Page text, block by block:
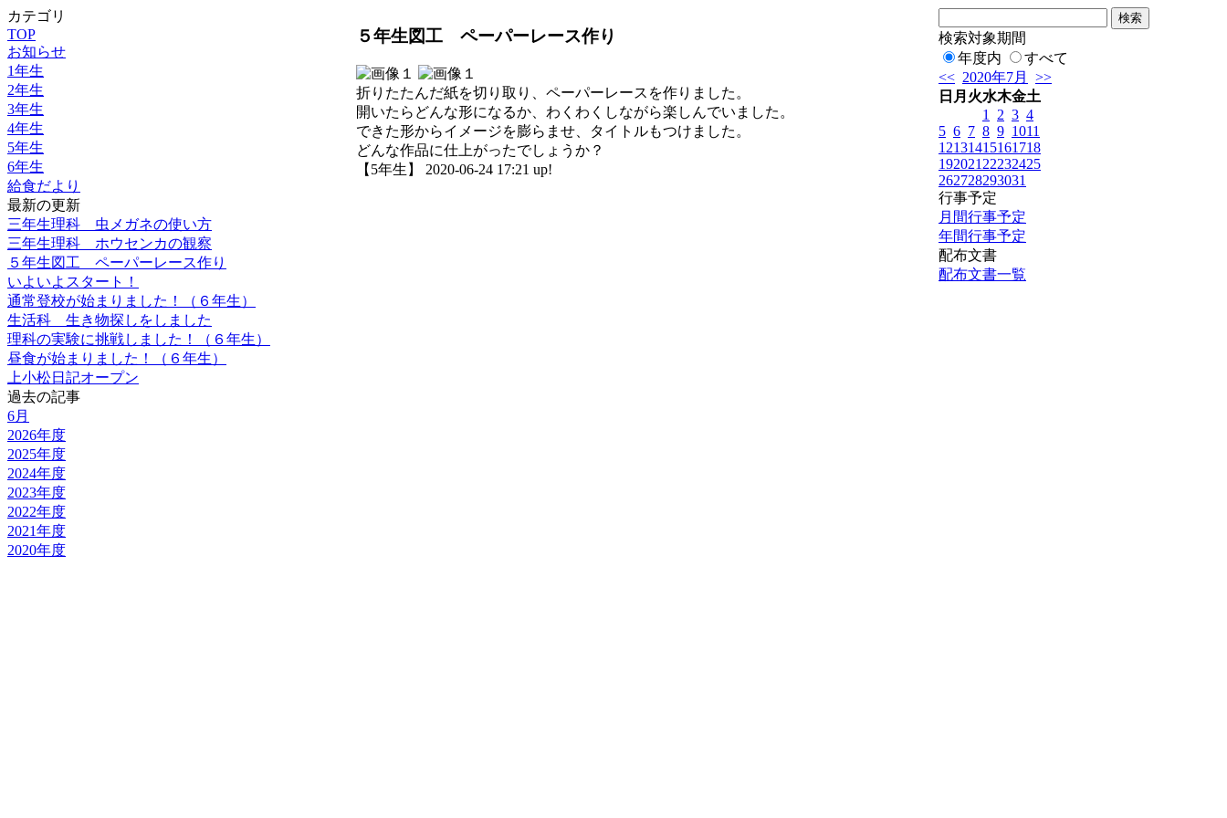
カテゴリ
TOP
お知らせ
1年生
2年生
3年生
4年生
5年生
6年生
給食だより
最新の更新
三年生理科 虫メガネの使い方
三年生理科 ホウセンカの観察
５年生図工 ペーパーレース作り
いよいよスタート！
通常登校が始まりました！（６年生）
生活科 生き物探しをしました
理科の実験に挑戦しました！（６年生）
昼食が始まりました！（６年生）
上小松日記オープン
過去の記事
6月
2026年度
2025年度
2024年度
2023年度
2022年度
2021年度
2020年度
５年生図工 ペーパーレース作り
折りたたんだ紙を切り取り、ペーパーレースを作りました。
開いたらどんな形になるか、わくわくしながら楽しんでいました。
できた形からイメージを膨らませ、タイトルもつけました。
どんな作品に仕上がったでしょうか？
【5年生】 2020-06-24 17:21 up!
検索対象期間
年度内
すべて
<< 2020年7月
>>
日 月 火水木金土
1
2 3 4
5 6 7 8 9 1011
12131415161718
192021 22232425
262728293031
行事予定
月間行事予定
年間行事予定
配布文書
配布文書一覧